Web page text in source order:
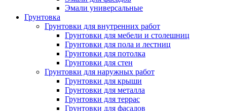
Эмали универсальные
Грунтовка
Грунтовки для внутренних работ
Грунтовки для мебели и столешниц
Грунтовки для пола и лестниц
Грунтовки для потолка
Грунтовки для стен
Грунтовки для наружных работ
Грунтовки для крыши
Грунтовки для металла
Грунтовки для террас
Грунтовки для фасадов